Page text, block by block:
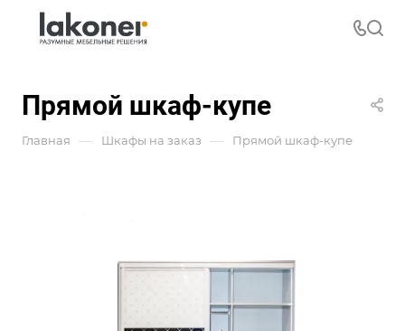
Прямой шкаф-купе
Главная — Шкафы на заказ — Прямой шкаф-купе